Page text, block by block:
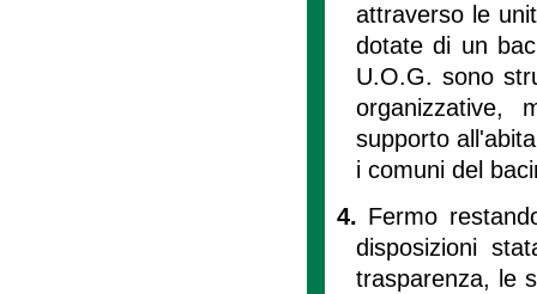
attraverso le
dotate di un
U.O.G. sono
organizzative,
supporto
i comuni del
4. Fermo
disposizioni
trasparenza, le